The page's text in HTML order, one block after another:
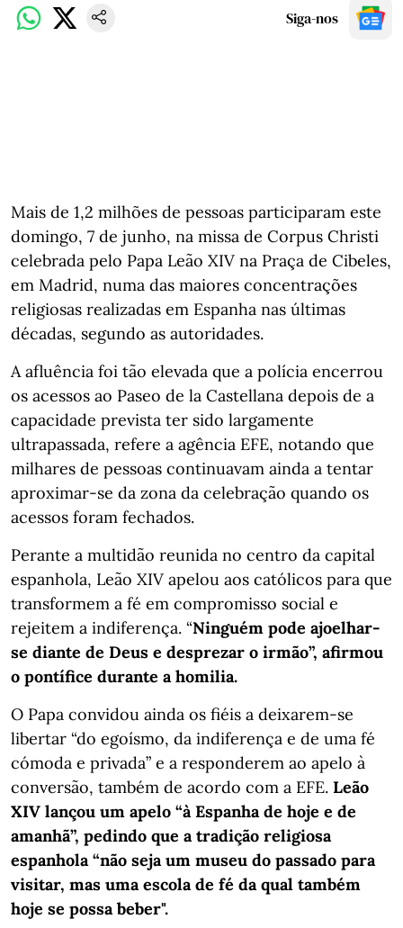
Siga-nos
Mais de 1,2 milhões de pessoas participaram este
domingo, 7 de junho, na missa de Corpus Christi
celebrada pelo Papa Leão XIV na Praça de Cibeles,
em Madrid, numa das maiores concentrações
religiosas realizadas em Espanha nas últimas
décadas, segundo as autoridades.
A afluência foi tão elevada que a polícia encerrou
os acessos ao Paseo de la Castellana depois de a
capacidade prevista ter sido largamente
ultrapassada, refere a agência EFE, notando que
milhares de pessoas continuavam ainda a tentar
aproximar-se da zona da celebração quando os
acessos foram fechados.
Perante a multidão reunida no centro da capital
espanhola, Leão XIV apelou aos católicos para que
transformem a fé em compromisso social e
rejeitem a indiferença. “Ninguém pode ajoelhar-
se diante de Deus e desprezar o irmão”, afirmou
o pontífice durante a homilia.
O Papa convidou ainda os fiéis a deixarem-se
libertar “do egoísmo, da indiferença e de uma fé
cómoda e privada” e a responderem ao apelo à
conversão, também de acordo com a EFE. Leão
XIV lançou um apelo “à Espanha de hoje e de
amanhã”, pedindo que a tradição religiosa
espanhola “não seja um museu do passado para
visitar, mas uma escola de fé da qual também
hoje se possa beber".